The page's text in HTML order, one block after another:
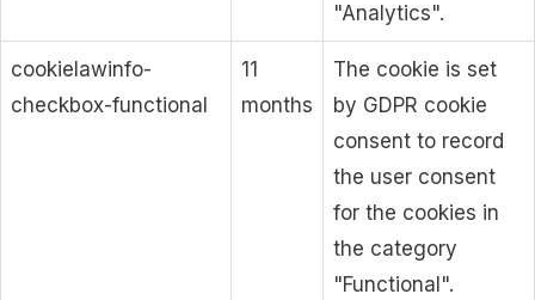
"Analytics".
cookielawinfo-
checkbox-functional
11
months
The cookie is set
by GDPR cookie
consent to record
the user consent
for the cookies in
the category
"Functional".